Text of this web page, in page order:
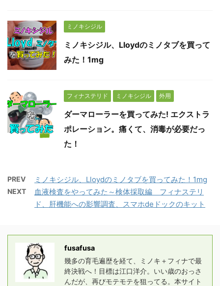
ミノキシジル
ミノキシジル、Lloydのミノタブを買って
みた！1mg
フィナステリド ミノキシジル 外用
ダーマローラーを買ってみた! エクストラ
ポレーション。痛くて、消毒が必要だっ
た！
PREV ミノキシジル、Lloydのミノタブを買ってみた！1mg
NEXT
血液検査をやってみた～検体採取編 フィナステリ
ド、肝機能への影響調査、スマホdeドックのキット
fusafusa
幾多の育毛遍歴を経て、ミノキ＋フィナで最
終決戦へ！目標は江口洋介。いい歳のおっさ
んだが、再びモテモテを狙ってる。本サイト